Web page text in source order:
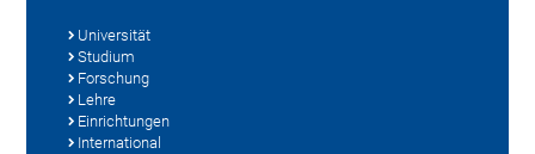
Universität
Studium
Forschung
Lehre
Einrichtungen
International